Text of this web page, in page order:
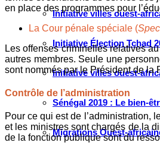
Initiative villes ouest-
Initiative Élection Tchad
Initiative villes ouest-
Sénégal 2019 : Le bien-
Migrations Ouest-
en place des programmes pour
La Cour pénale spéciale (
Les offenses criminelles relatives
autres membres. Seule une
sont nommés par le Président de la
Contrôle de l’administration
Pour ce qui est de l’administration,
et les ministres sont chargés de la
de la fonction publique sont du